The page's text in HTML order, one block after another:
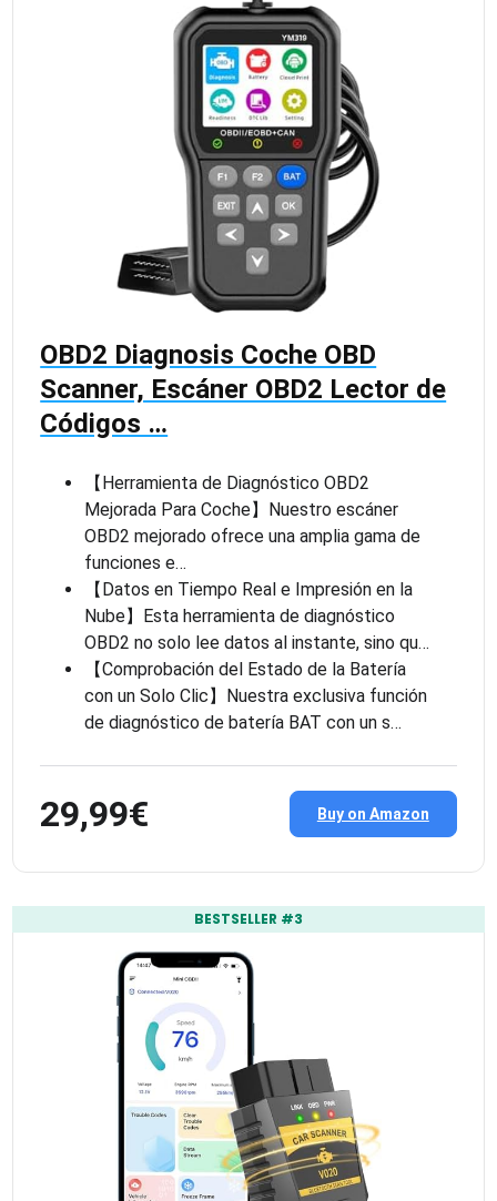
OBD2 Diagnosis Coche OBD
Scanner, Escáner OBD2 Lector de
Códigos …
【Herramienta de Diagnóstico OBD2
Mejorada Para Coche】Nuestro escáner
OBD2 mejorado ofrece una amplia gama de
funciones e…
【Datos en Tiempo Real e Impresión en la
Nube】Esta herramienta de diagnóstico
OBD2 no solo lee datos al instante, sino qu…
【Comprobación del Estado de la Batería
con un Solo Clic】Nuestra exclusiva función
de diagnóstico de batería BAT con un s…
29,99€ Buy on Amazon
BESTSELLER #3